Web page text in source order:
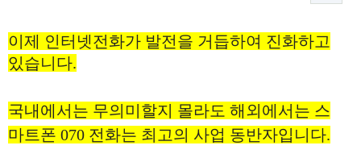
이제 인터넷전화가 발전을 거듭하여 진화하고
있습니다.
국내에서는 무의미할지 몰라도 해외에서는 스
마트폰 070 전화는 최고의 사업 동반자입니다.